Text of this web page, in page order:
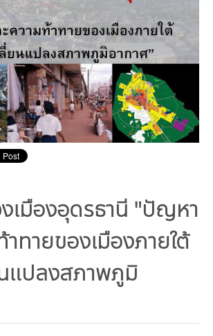
เจ้าหน้าที่
วิถีเรา
สโลแกน
ระจำปี | รายงานงบการเงิน
สำนักงานสีเขียว
งวัลและเกียรติประวัติ
กองทุน
ทุน ดร.ธีระ พันธุมวนิช
ขภาพกับสภาวะโลกร้อน
ขยะพลาสติก
ฝุ่น PM2.5
ฉลากสิ่งแวดล้อม
ที่เป็นมิตรกับสิ่งแวดล้อม
กษาคาร์บอนฟุตพริ้นท์
างที่เป็นมิตรกับสิ่งแวดล้อม
ทรัพยากรทางบก
ากรทางทะเลและชายฝั่ง
หลากหลายทางชีวภาพ
นแปลงสภาพภูมิอากาศ
รลดก๊าซเรือนกระจก
การปรับตัว
บุคลากรด้านสิ่งแวดล้อม
งานฝึกอบรม
สิ่งแวดล้อมศึกษา
ผน เครือข่ายสิ่งแวดล้อม
ายและแผนสิ่งแวดล้อม
เอกสารเผยแพร่
สิ่งพิมพ์จำหน่าย
ฝึกงาน
เมืองอุดรธานี "ปัญหา
าทายของเมืองภายใต้
แปลงสภาพภูมิ